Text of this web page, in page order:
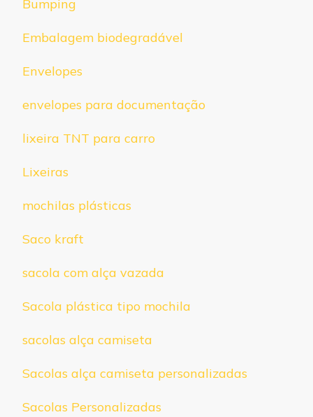
Bumping
Embalagem biodegradável
Envelopes
envelopes para documentação
lixeira TNT para carro
Lixeiras
mochilas plásticas
Saco kraft
sacola com alça vazada
Sacola plástica tipo mochila
sacolas alça camiseta
Sacolas alça camiseta personalizadas
Sacolas Personalizadas